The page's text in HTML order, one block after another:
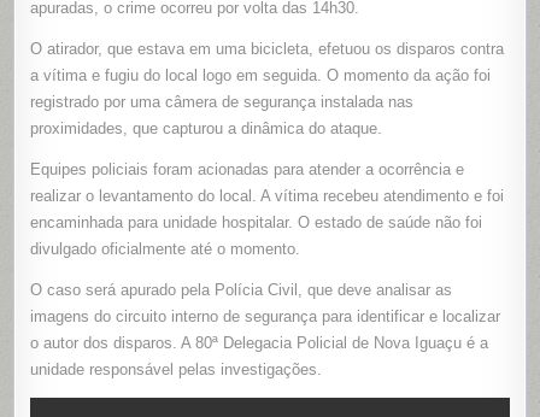
apuradas, o crime ocorreu por volta das 14h30.
O atirador, que estava em uma bicicleta, efetuou os disparos contra
a vítima e fugiu do local logo em seguida. O momento da ação foi
registrado por uma câmera de segurança instalada nas
proximidades, que capturou a dinâmica do ataque.
Equipes policiais foram acionadas para atender a ocorrência e
realizar o levantamento do local. A vítima recebeu atendimento e foi
encaminhada para unidade hospitalar. O estado de saúde não foi
divulgado oficialmente até o momento.
O caso será apurado pela Polícia Civil, que deve analisar as
imagens do circuito interno de segurança para identificar e localizar
o autor dos disparos. A 80ª Delegacia Policial de Nova Iguaçu é a
unidade responsável pelas investigações.